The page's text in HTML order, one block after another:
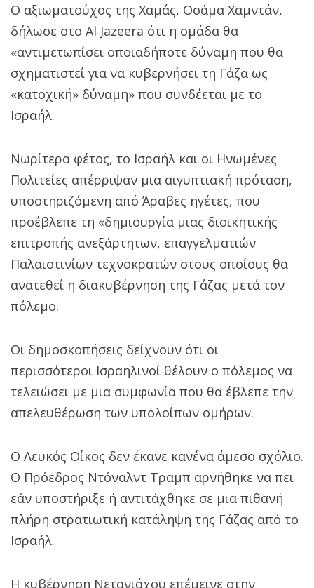
Ο αξιωματούχος της Χαμάς, Οσάμα Χαμντάν,
δήλωσε στο Al Jazeera ότι η ομάδα θα
«αντιμετωπίσει οποιαδήποτε δύναμη που θα
σχηματιστεί για να κυβερνήσει τη Γάζα ως
«κατοχική» δύναμη» που συνδέεται με το
Ισραήλ.
Νωρίτερα φέτος, το Ισραήλ και οι Ηνωμένες
Πολιτείες απέρριψαν μια αιγυπτιακή πρόταση,
υποστηριζόμενη από Άραβες ηγέτες, που
προέβλεπε τη «δημιουργία μιας διοικητικής
επιτροπής ανεξάρτητων, επαγγελματιών
Παλαιστινίων τεχνοκρατών στους οποίους θα
ανατεθεί η διακυβέρνηση της Γάζας μετά τον
πόλεμο.
Οι δημοσκοπήσεις δείχνουν ότι οι
περισσότεροι Ισραηλινοί θέλουν ο πόλεμος να
τελειώσει με μια συμφωνία που θα έβλεπε την
απελευθέρωση των υπολοίπων ομήρων.
Ο Λευκός Οίκος δεν έκανε κανένα άμεσο σχόλιο.
Ο Πρόεδρος Ντόναλντ Τραμπ αρνήθηκε να πει
εάν υποστήριξε ή αντιτάχθηκε σε μια πιθανή
πλήρη στρατιωτική κατάληψη της Γάζας από το
Ισραήλ.
Η κυβέρνηση Νετανιάχου επέμεινε στην